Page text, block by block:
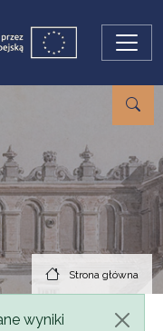
Strona główna
wyniki